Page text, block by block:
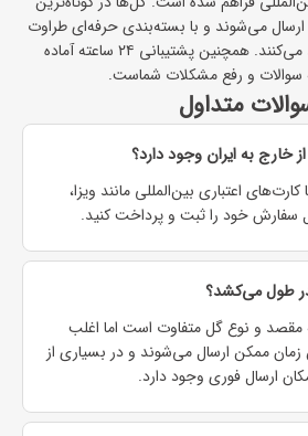
ارسال می‌شوند و با بسته‌بندی حرفه‌ای طراوت
و مرغوبیت خود را حفظ می‌کنند. همچنین پشتیبانی ۲۴ ساعته آماده
سوالات و رفع مشکلات شماست.
متداول
خارج به ایران وجود دارد؟
کارت‌های اعتباری بین‌المللی مانند ویزا،
سفارش خود را ثبت و پرداخت کنید.
طول می‌کشد؟
مقصد و نوع گل متفاوت است اما اغلب
ممکن ارسال می‌شوند و در بسیاری از
ارسال فوری وجود دارد.